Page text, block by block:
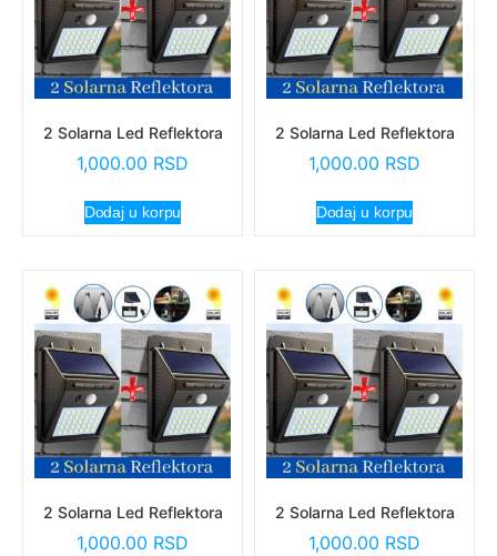
2 Solarna Led Reflektora
1,000.00 RSD
Dodaj u korpu
2 Solarna Led Reflektora
1,000.00 RSD
Dodaj u korpu
2 Solarna Led Reflektora
1,000.00 RSD
2 Solarna Led Reflektora
1,000.00 RSD